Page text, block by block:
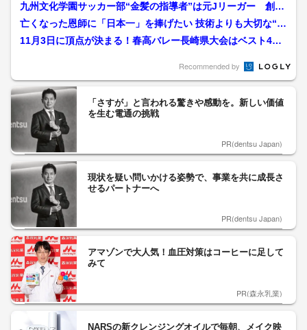
九州文化学園サッカー部“金髪の指導者”は元Jリーガー 創部7
年で初の「全国高校サ...
亡くなった恩師に「日本一」を捧げたい 技術よりも大切な“感
謝”を胸に「真実（ここ...
11月3日に頂点が決まる！春高バレー長崎県大会はベスト4出
Recommended by
「さすが」と言われる驚きや感動を。新しい価値
を生む電通の挑戦
PR(dentsu Japan)
現状を疑い問いかける姿勢で、事業を共に成長さ
せるパートナーへ
PR(dentsu Japan)
アマゾンで大人気！血圧対策はコーヒーに足して
みて
PR(森永乳業)
NARSの新クレンジングオイルで毎朝、メイク映